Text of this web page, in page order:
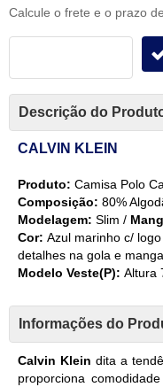
Calcule o frete e o prazo
Descrição do
CALVIN KLEIN
Produto: Camisa Polo
Composição: 80%
Modelagem: Slim /
Cor: Azul marinho c/
detalhes na gola e
Modelo Veste(P): Altura
Informações do
Calvin Klein dita a
proporciona